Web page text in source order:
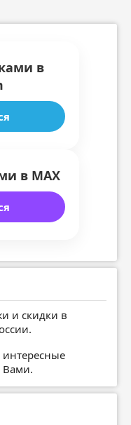
в
в MAX
и скидки в
Вами.